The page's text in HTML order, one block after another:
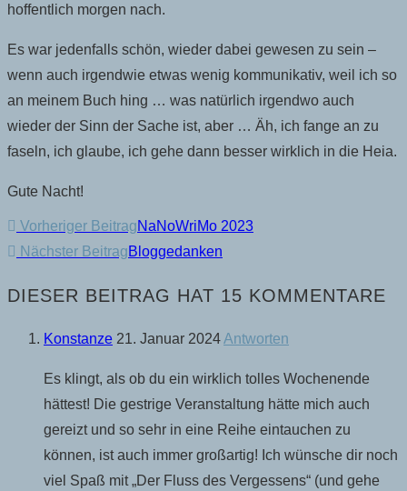
hoffentlich morgen nach.
Es war jedenfalls schön, wieder dabei gewesen zu sein –
wenn auch irgendwie etwas wenig kommunikativ, weil ich so
an meinem Buch hing … was natürlich irgendwo auch
wieder der Sinn der Sache ist, aber … Äh, ich fange an zu
faseln, ich glaube, ich gehe dann besser wirklich in die Heia.
Gute Nacht!
WEITERE
ARTIKEL
ANSEHEN
Vorheriger BeitragNaNoWriMo 2023
Nächster BeitragBloggedanken
DIESER BEITRAG HAT 15 KOMMENTARE
Konstanze 21. Januar 2024Antworten
Es klingt, als ob du ein wirklich tolles Wochenende
hättest! Die gestrige Veranstaltung hätte mich auch
gereizt und so sehr in eine Reihe eintauchen zu
können, ist auch immer großartig! Ich wünsche dir noch
viel Spaß mit „Der Fluss des Vergessens“ (und gehe